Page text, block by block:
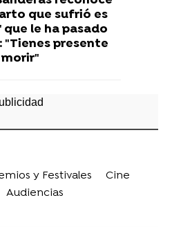
que sufrió es
le ha pasado
"Tienes presente
morir"
y Festivales
Cine
Audiencias